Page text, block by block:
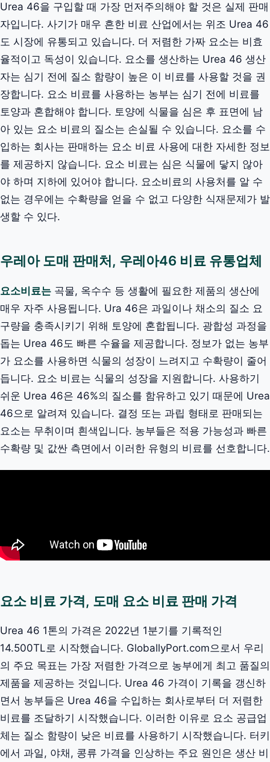
Urea 46을 구입할 때 가장 먼저주의해야 할 것은 실제 판매
자입니다. 사기가 매우 흔한 비료 산업에서는 위조 Urea 46
도 시장에 유통되고 있습니다. 더 저렴한 가짜 요소는 비효
율적이고 독성이 있습니다. 요소를 생산하는 Urea 46 생산
자는 심기 전에 질소 함량이 높은 이 비료를 사용할 것을 권
장합니다. 요소 비료를 사용하는 농부는 심기 전에 비료를
토양과 혼합해야 합니다. 토양에 식물을 심은 후 표면에 남
아 있는 요소 비료의 질소는 손실될 수 있습니다. 요소를 수
입하는 회사는 판매하는 요소 비료 사용에 대한 자세한 정보
를 제공하지 않습니다. 요소 비료는 심은 식물에 닿지 않아
야 하며 지하에 있어야 합니다. 요소비료의 사용처를 알 수
없는 경우에는 수확량을 얻을 수 없고 다양한 식재문제가 발
생할 수 있다.
우레아 도매 판매처, 우레아46 비료 유통업체
요소비료는 곡물, 옥수수 등 생활에 필요한 제품의 생산에
매우 자주 사용됩니다. Ura 46은 과일이나 채소의 질소 요
구량을 충족시키기 위해 토양에 혼합됩니다. 광합성 과정을
돕는 Urea 46도 빠른 수율을 제공합니다. 정보가 없는 농부
가 요소를 사용하면 식물의 성장이 느려지고 수확량이 줄어
듭니다. 요소 비료는 식물의 성장을 지원합니다. 사용하기
쉬운 Urea 46은 46%의 질소를 함유하고 있기 때문에 Urea
46으로 알려져 있습니다. 결정 또는 과립 형태로 판매되는
요소는 무취이며 흰색입니다. 농부들은 적용 가능성과 빠른
수확량 및 값싼 측면에서 이러한 유형의 비료를 선호합니다.
요소 비료 가격, 도매 요소 비료 판매 가격
Urea 46 1톤의 가격은 2022년 1분기를 기록적인
14.500TL로 시작했습니다. GloballyPort.com으로서 우리
의 주요 목표는 가장 저렴한 가격으로 농부에게 최고 품질의
제품을 제공하는 것입니다. Urea 46 가격이 기록을 갱신하
면서 농부들은 Urea 46을 수입하는 회사로부터 더 저렴한
비료를 조달하기 시작했습니다. 이러한 이유로 요소 공급업
체는 질소 함량이 낮은 비료를 사용하기 시작했습니다. 터키
에서 과일, 야채, 콩류 가격을 인상하는 주요 원인은 생산 비